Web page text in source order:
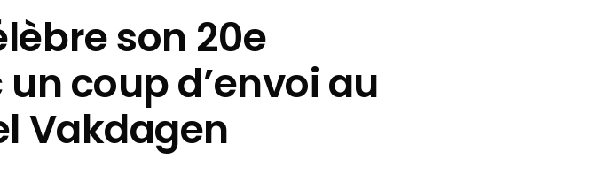
son 20e
coup d’envoi au
Vakdagen